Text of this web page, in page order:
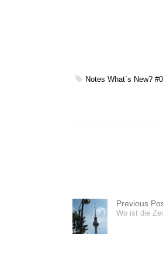
Notes What´s New?
Previous
Wo ist die